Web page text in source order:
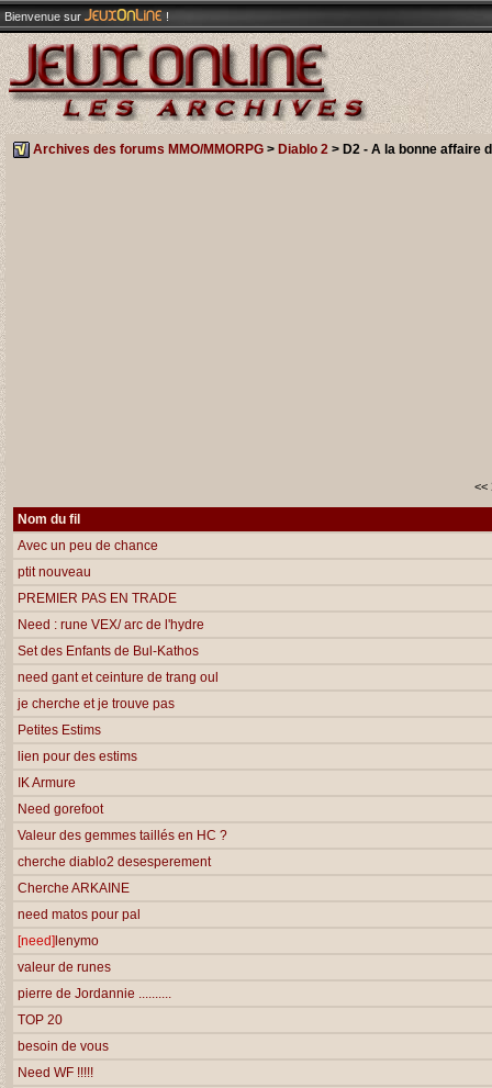
Bienvenue sur !
Archives des forums MMO/MMORPG> Diablo 2> D2 - A la bonne affaire
<<
Nom du fil
Avec un peu de chance
ptit nouveau
PREMIER PAS EN TRADE
Need : rune VEX/ arc de l'hydre
Set des Enfants de Bul-Kathos
need gant et ceinture de trang oul
je cherche et je trouve pas
Petites Estims
lien pour des estims
IK Armure
Need gorefoot
Valeur des gemmes taillés en HC ?
cherche diablo2 desesperement
Cherche ARKAINE
need matos pour pal
[need] lenymo
valeur de runes
pierre de Jordannie ..........
TOP 20
besoin de vous
Need WF !!!!!